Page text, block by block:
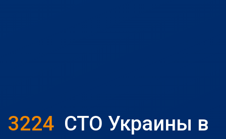
3224 СТО Украины в